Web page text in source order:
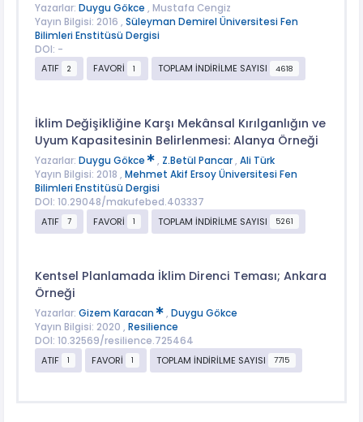
Yazarlar: Duygu Gökce , Mustafa Cengiz
Yayın Bilgisi: 2016 , Süleyman Demirel Üniversitesi Fen
Bilimleri Enstitüsü Dergisi
DOI: -
ATIF
2 FAVORİ 1 TOPLAM İNDİRİLME SAYISI 4618
İklim Değişikliğine Karşı Mekânsal Kırılganlığın ve
Uyum Kapasitesinin Belirlenmesi: Alanya Örneği
Yazarlar: Duygu Gökce , Z.Betül Pancar, Ali Türk
Yayın Bilgisi: 2018 , Mehmet Akif Ersoy Üniversitesi Fen
Bilimleri Enstitüsü Dergisi
DOI: 10.29048/makufebed.403337
ATIF
7 FAVORİ 1 TOPLAM İNDİRİLME SAYISI 5261
Kentsel Planlamada İklim Direnci Teması; Ankara
Örneği
Yazarlar: Gizem Karacan , Duygu Gökce
Yayın Bilgisi: 2020 , Resilience
DOI: 10.32569/resilience.725464
ATIF
1 FAVORİ 1 TOPLAM İNDİRİLME SAYISI 7715